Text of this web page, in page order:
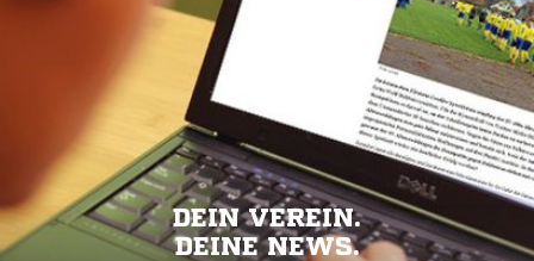
DEIN VEREIN.
DEINE NEWS.